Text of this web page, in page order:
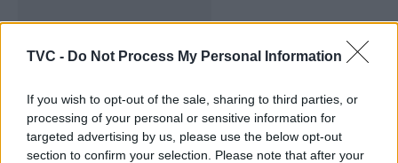
TVC - Do Not Process My Personal Information
If you wish to opt-out of the sale, sharing to third parties, or
processing of your personal or sensitive information for
targeted advertising by us, please use the below opt-out
section to confirm your selection. Please note that after your
manutenção dos meios de emergência
médica no concelho